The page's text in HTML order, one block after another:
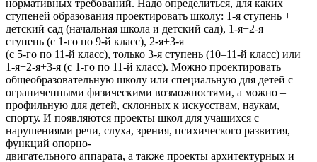
нормативных требований. Надо определиться, для каких
ступеней образования проектировать школу: 1-я ступень +
детский сад (начальная школа и детский сад), 1-я+2-я
ступень (с 1-го по 9-й класс), 2-я+3-я
(с 5-го по 11-й класс), только 3-я ступень (10–11-й класс) или
1-я+2-я+3-я (с 1-го по 11-й класс). Можно проектировать
общеобразовательную школу или специальную для детей с
ограниченными физическими возможностями, а можно –
профильную для детей, склонных к искусствам, наукам,
спорту. И появляются проекты школ для учащихся с
нарушениями речи, слуха, зрения, психического развития,
функций опорно-
двигательного аппарата, а также проекты архитектурных и